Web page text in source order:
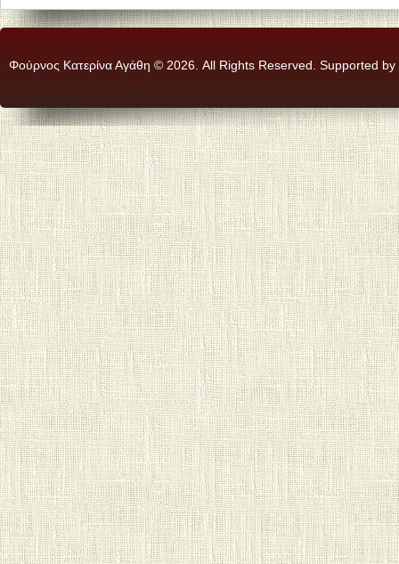
Φούρνος Κατερίνα Αγάθη © 2026. All Rights Reserved. Supported by